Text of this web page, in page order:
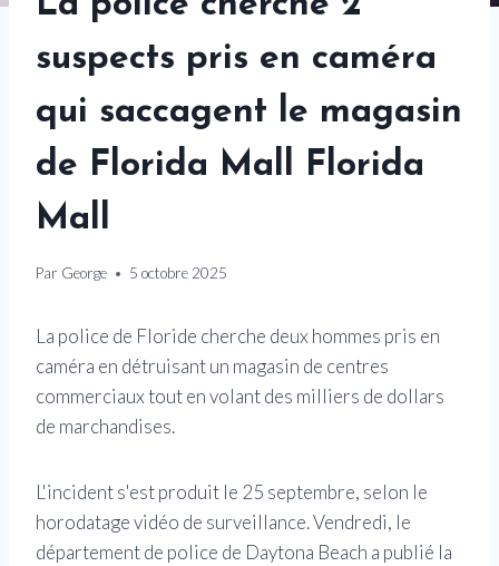
suspects pris en caméra
qui saccagent le magasin
de Florida Mall Florida
Mall
Par George 5 octobre 2025
La police de Floride cherche deux hommes pris en
caméra en détruisant un magasin de centres
commerciaux tout en volant des milliers de dollars
de marchandises.
L'incident s'est produit le 25 septembre, selon le
horodatage vidéo de surveillance. Vendredi, le
département de police de Daytona Beach a publié la